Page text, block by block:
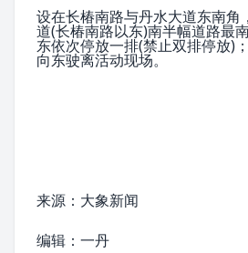
设在长椿南路与丹水大道东南角
道(长椿南路以东)南半幅道路最
东依次停放一排(禁止双排停放)
向东驶离活动现场。
来源： 大象新闻
编辑：一丹